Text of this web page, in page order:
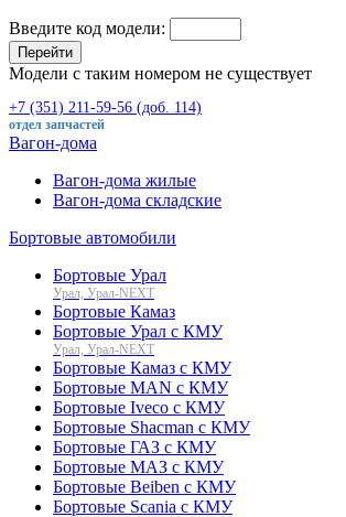
Введите код модели:
Перейти
Модели с таким номером не существует
+7 (351) 211-59-56 (доб. 114)
отдел запчастей
Вагон-дома
Вагон-дома жилые
Вагон-дома складские
Бортовые автомобили
Бортовые Урал
Урал, Урал-NEXT
Бортовые Камаз
Бортовые Урал с КМУ
Урал, Урал-NEXT
Бортовые Камаз с КМУ
Бортовые MAN с КМУ
Бортовые Iveco с КМУ
Бортовые Shacman с КМУ
Бортовые ГАЗ с КМУ
Бортовые МАЗ с КМУ
Бортовые Beiben с КМУ
Бортовые Scania с КМУ